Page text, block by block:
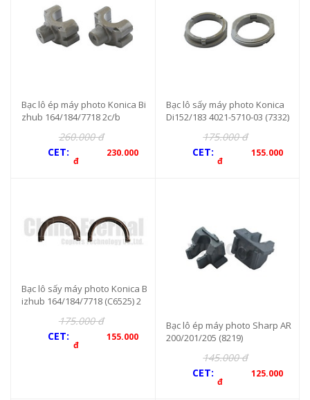
Bạc lô ép máy photo Konica Bi
zhub 164/184/7718 2c/b
260.000 đ
CET:
230.000
đ
Bạc lô sấy máy photo Konica
Di152/183 4021-5710-03 (7332)
175.000 đ
CET:
155.000
đ
Bạc lô sấy máy photo Konica B
izhub 164/184/7718 (C6525) 2
175.000 đ
CET:
155.000
đ
Bạc lô ép máy photo Sharp AR
200/201/205 (8219)
145.000 đ
CET:
125.000
đ